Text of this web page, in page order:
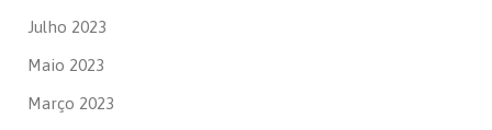
Julho 2023
Maio 2023
Março 2023